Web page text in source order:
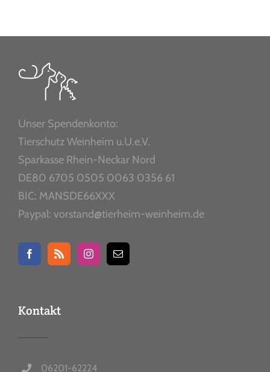
Unser Spendenkonto:
Tierschutz Weinheim u.U.e.V.
Sparkasse Rhein-Neckar Nord
DE80 6705 0505 0063 0356 61
BIC: MANSDE66XXX
Paypal: vorstand@tierheim-weinheim.de
Kontakt
06201-62224